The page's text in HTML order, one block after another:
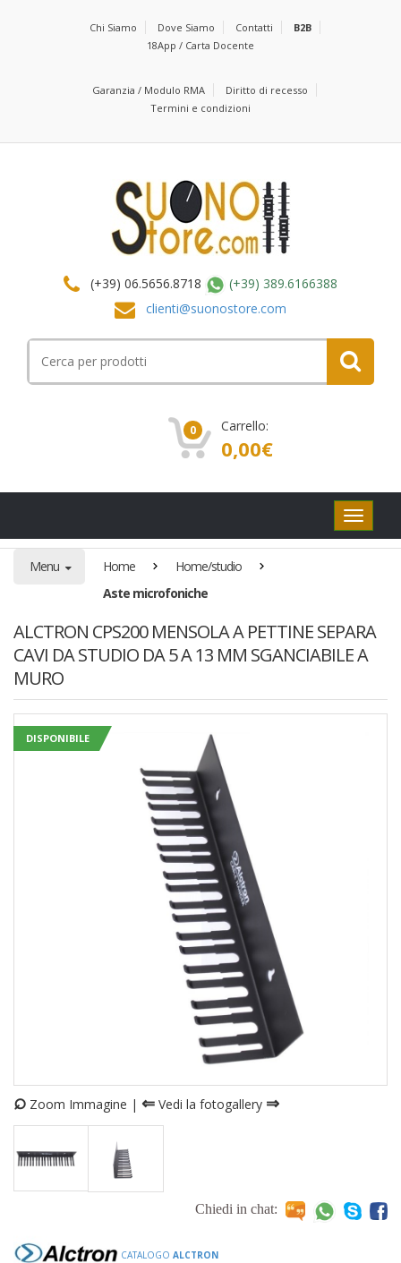
Chi Siamo Dove Siamo Contatti
B2B
18App / Carta Docente
Garanzia / Modulo RMA
Diritto di recesso
Termini e condizioni
(+39) 06.5656.8718
(+39) 389.6166388
clienti@suonostore.com
per:
0 Carrello:
0,00€
Pulsanti
di
Menu Home
Home/studio
Aste microfoniche
ALCTRON CPS200 MENSOLA A PETTINE SEPARA
CAVI DA STUDIO DA 5 A 13 MM SGANCIABILE A
MURO
DISPONIBILE
⌕ Zoom Immagine | ⇐ Vedi la fotogallery ⇒
Chiedi in chat:
CATALOGO ALCTRON